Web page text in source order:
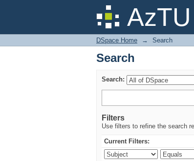
Search
DSpace Home → Search
Search
Search:
Filters
Use filters to refine the search
Current Filters: